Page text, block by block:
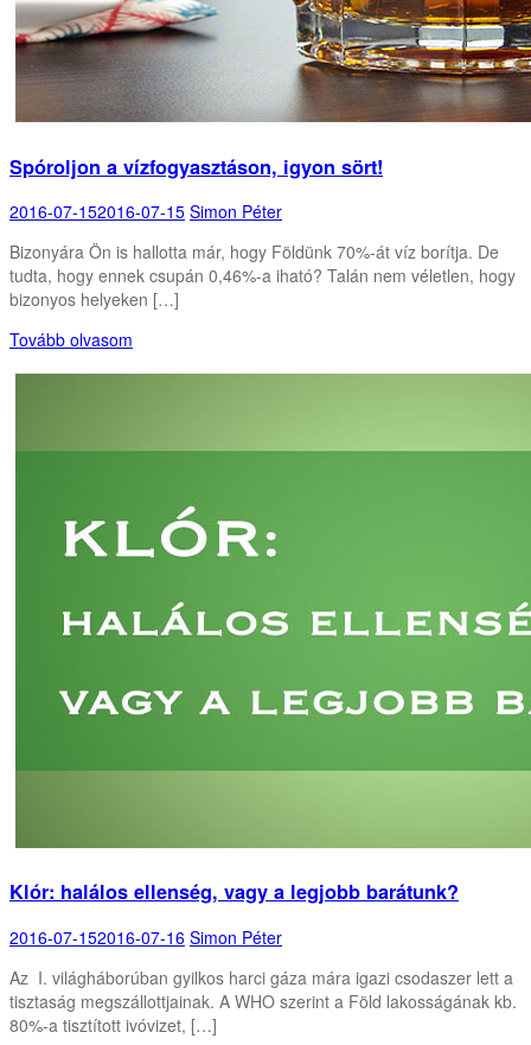
Spóroljon a vízfogyasztáson, igyon sört!
2016-07-152016-07-15 Simon Péter
Bizonyára Ön is hallotta már, hogy Földünk 70%-át víz borítja. De
tudta, hogy ennek csupán 0,46%-a iható? Talán nem véletlen, hogy
bizonyos helyeken […]
Tovább olvasom
Klór: halálos ellenség, vagy a legjobb barátunk?
2016-07-152016-07-16 Simon Péter
Az I. világháborúban gyilkos harci gáza mára igazi csodaszer lett a
tisztaság megszállottjainak. A WHO szerint a Föld lakosságának kb.
80%-a tisztított ivóvizet, […]